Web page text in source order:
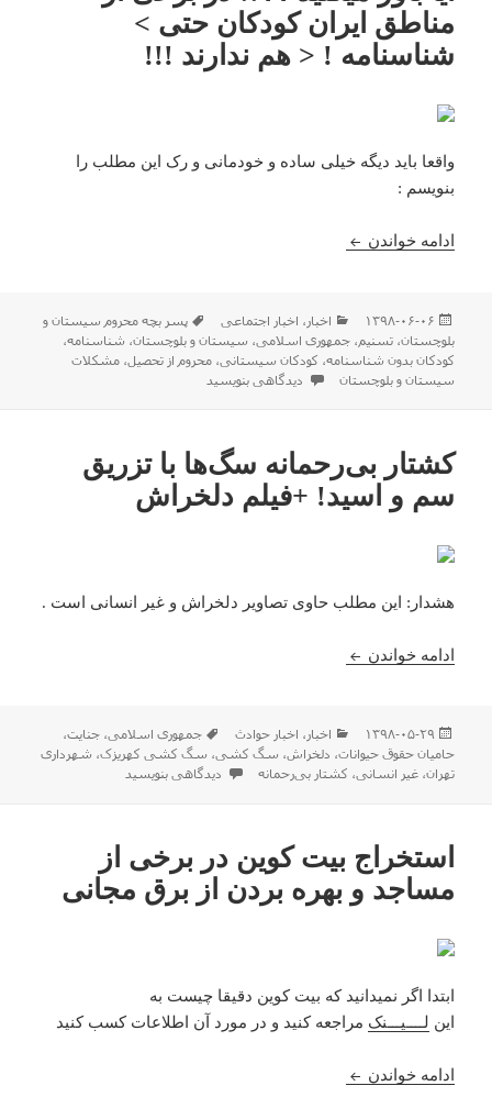
مناطق ایران کودکان حتی >
شناسنامه ! < هم ندارند !!!
واقعا باید دیگه خیلی ساده و خودمانی و رک این مطلب را
بنویسم :
ادامه خواندن آیا باور میکنید ؟؟!! در برخی از مناطق ایران
ارسال
شده
در
۱۳۹۸-۰۶-۰۶ دسته‌ها
اخبار ، اخبار اجتماعی برچسب‌ها
پسر بچه محروم سیستان و
بلوچستان،تسنیم،جمهوری اسلامی، سیستان و بلوچستان، شناسنامه،
کودکان بدون شناسنامه، کودکان سیستانی،محروم از تحصیل،مشکلات
سیستان و بلوچستان
برای آیا باور میکنید ؟؟!! در برخی از مناطق ایران
دیدگاهی بنویسید
کشتار بی‌رحمانه سگ‌ها با تزریق
سم و اسید! +فیلم‌ دلخراش
هشدار: این مطلب حاوی تصاویر دلخراش و غیر انسانی است .
ادامه خواندن کشتار بی‌رحمانه سگ‌ها با تزریق سم و اسید! +فیلم‌
ارسال
شده
در
۱۳۹۸-۰۵-۲۹ دسته‌ها
اخبار ، اخبار حوادث برچسب‌ها
جمهوری اسلامی،جنایت،
حامیان حقوق حیوانات، دلخراش، سگ کشی، سگ کشی کهریزک، شهرداری
تهران،غیر انسانی، کشتار بی‌رحمانه برای کشتار بی‌رحمانه سگ‌ها با تزریق
دیدگاهی بنویسید
استخراج بیت کوین در برخی از
مساجد و بهره بردن از برق مجانی
ابتدا اگر نمیدانید که بیت کوین دقیقا چیست به
این لــــیـــنک مراجعه کنید و در مورد آن اطلاعات کسب کنید
ادامه خواندن استخراج بیت کوین در برخی از مساجد و بهره بردن